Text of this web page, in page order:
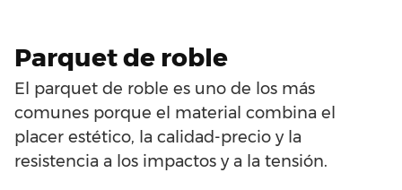
Parquet de roble
El parquet de roble es uno de los más
comunes porque el material combina el
placer estético, la calidad-precio y la
resistencia a los impactos y a la tensión.